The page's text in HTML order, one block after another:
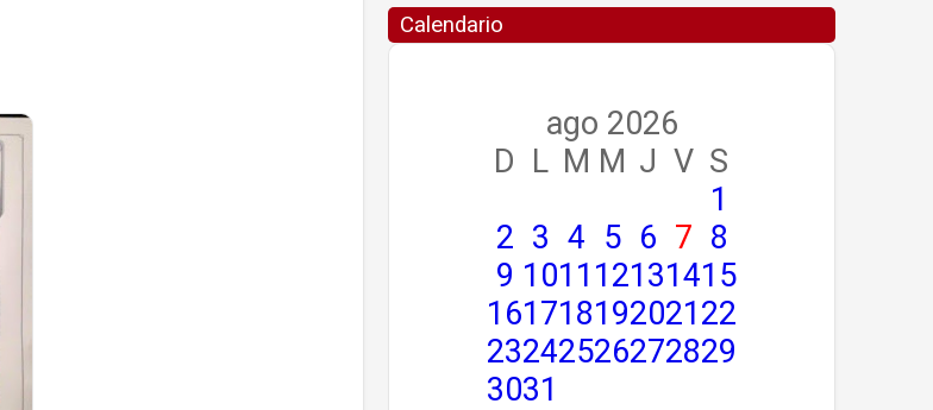
Calendario
ago 2026
D L M M J V S
1
2 3 4 5 6 7 8
9 1011 12131415
16171819202122
23242526272829
3031